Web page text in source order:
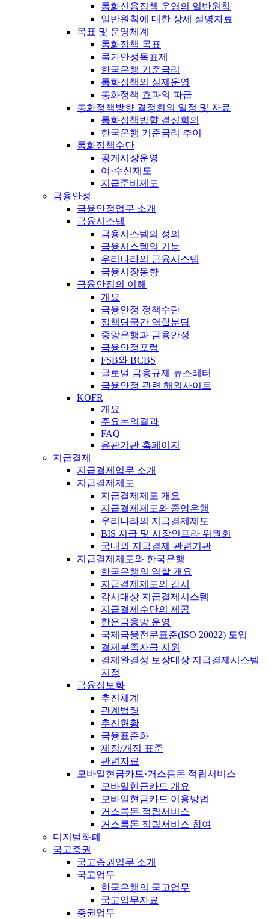
통화신용정책 운영의 일반원칙
일반원칙에 대한 상세 설명자료
목표 및 운영체계
통화정책 목표
물가안정목표제
한국은행 기준금리
통화정책의 실제운영
통화정책 효과의 파급
통화정책방향 결정회의 일정 및 자료
통화정책방향 결정회의
한국은행 기준금리 추이
통화정책수단
공개시장운영
여·수신제도
지급준비제도
금융안정
금융안정업무 소개
금융시스템
금융시스템의 정의
금융시스템의 기능
우리나라의 금융시스템
금융시장동향
금융안정의 이해
개요
금융안정 정책수단
정책당국간 역할분담
중앙은행과 금융안정
금융안정포럼
FSB와 BCBS
글로벌 금융규제 뉴스레터
금융안정 관련 해외사이트
KOFR
개요
주요논의결과
FAQ
유관기관 홈페이지
지급결제
지급결제업무 소개
지급결제제도
지급결제제도 개요
지급결제제도와 중앙은행
우리나라의 지급결제제도
BIS 지급 및 시장인프라 위원회
국내외 지급결제 관련기관
지급결제제도와 한국은행
한국은행의 역할 개요
지급결제제도의 감시
감시대상 지급결제시스템
지급결제수단의 제공
한은금융망 운영
국제금융전문표준(ISO 20022) 도입
결제부족자금 지원
결제완결성 보장대상 지급결제시스템
지정
금융정보화
추진체계
관계법령
추진현황
금융표준화
제정/개정 표준
관련자료
모바일현금카드·거스름돈 적립서비스
모바일현금카드 개요
모바일현금카드 이용방법
거스름돈 적립서비스
거스름돈 적립서비스 참여
디지털화폐
국고증권
국고증권업무 소개
국고업무
한국은행의 국고업무
국고업무자료
증권업무